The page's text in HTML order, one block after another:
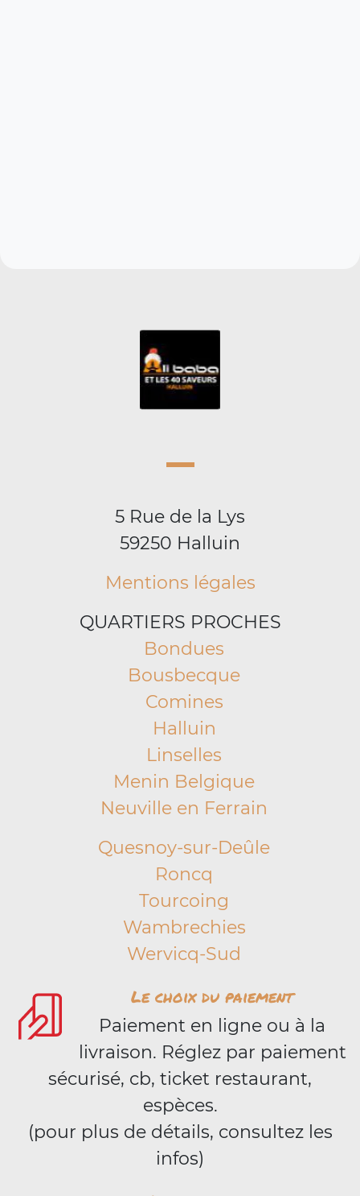
5 Rue de la Lys
59250 Halluin
Mentions légales
QUARTIERS PROCHES
Bondues
Bousbecque
Comines
Halluin
Linselles
Menin Belgique
Neuville en Ferrain
Quesnoy-sur-Deûle
Roncq
Tourcoing
Wambrechies
Wervicq-Sud
Le choix du paiement
Paiement en ligne ou à la
livraison. Réglez par paiement
sécurisé, cb, ticket restaurant,
espèces.
(pour plus de détails, consultez les
infos)